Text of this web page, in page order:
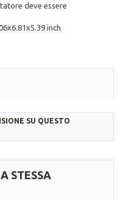
deve essere
inch
SU QUESTO
STESSA